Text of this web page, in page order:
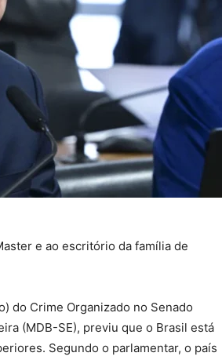
e ao escritório da família de
do Crime Organizado no Senado
(MDB-SE), previu que o Brasil está
Segundo o parlamentar, o país